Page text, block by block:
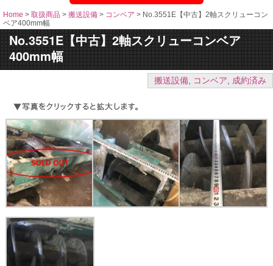
Home > 取扱商品 > 搬送設備 > コンベア > No.3551E【中古】2軸スクリューコン
ベア400mm幅
No.3551E【中古】2軸スクリューコンベア
400mm幅
搬送設備, コンベア, 成約済み